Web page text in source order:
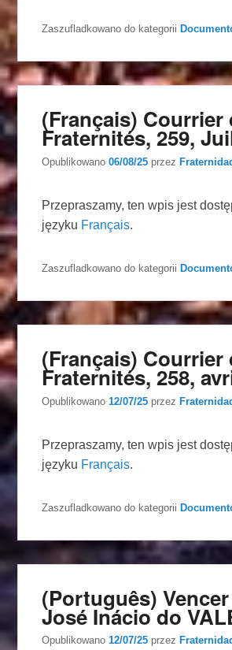
Zaszufladkowano do kategorii
(Français) Courrier
Fraternités, 259,
Opublikowano06/08/25 przez
Przepraszamy, ten wpis jest
języku Français.
Zaszufladkowano do kategorii
(Français) Courrier
Fraternités, 258,
Opublikowano12/07/25 przez
Przepraszamy, ten wpis jest
języku Français.
Zaszufladkowano do kategorii
(Português)
José Inácio do
Opublikowano12/07/25 przez